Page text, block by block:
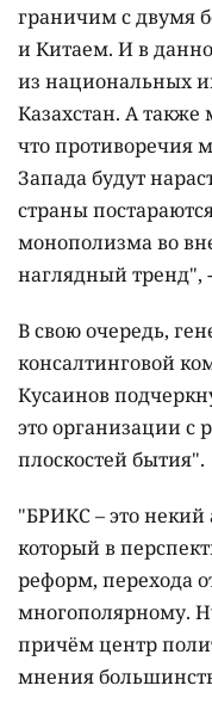
граничим с двумя
и Китаем. И в
из национальных
Казахстан. А
что противоречия
Запада будут
страны
монополизма во
наглядный тренд",
В свою очередь,
консалтинговой
Кусаинов
это организации
плоскостей бытия".
"БРИКС – это
который в
реформ, перехода
многополярному.
причём центр
мнения